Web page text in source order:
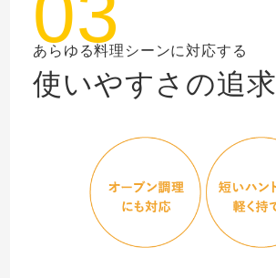
あらゆる料理シーンに対応する
使いやすさの追求